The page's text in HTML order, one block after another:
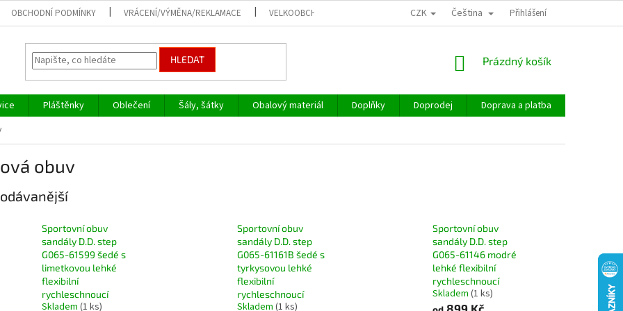
OBCHODNÍ PODMÍNKY VRÁCENÍ/VÝMĚNA/REKLAMACE VELKOOBCHOD CZK Čeština Přihlášení
HLEDAT
NÁKUPNÍ
Prázdný košík
Pláštěnky Oblečení Šály, šátky Obalový materiál Doplňky Doprodej Doprava a platba
obuv
Sportovní obuv
sandály D.D. step
G065-61599 šedé s
limetkovou lehké
flexibilní
rychleschnoucí
Skladem (1 ks)
Sportovní obuv
sandály D.D. step
G065-61161B šedé s
tyrkysovou lehké
flexibilní
rychleschnoucí
Skladem (1 ks)
Sportovní obuv
sandály D.D. step
G065-61146 modré
lehké flexibilní
rychleschnoucí
Skladem (1 ks)